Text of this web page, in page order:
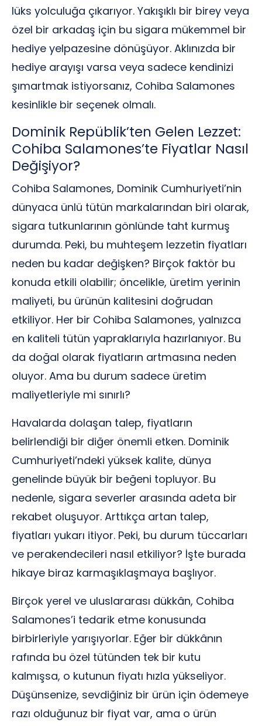
lüks yolculuğa çıkarıyor. Yakışıklı bir birey veya
özel bir arkadaş için bu sigara mükemmel bir
hediye yelpazesine dönüşüyor. Aklınızda bir
hediye arayışı varsa veya sadece kendinizi
şımartmak istiyorsanız, Cohiba Salamones
kesinlikle bir seçenek olmalı.
Dominik Repüblik’ten Gelen Lezzet:
Cohiba Salamones’te Fiyatlar Nasıl
Değişiyor?
Cohiba Salamones, Dominik Cumhuriyeti’nin
dünyaca ünlü tütün markalarından biri olarak,
sigara tutkunlarının gönlünde taht kurmuş
durumda. Peki, bu muhteşem lezzetin fiyatları
neden bu kadar değişken? Birçok faktör bu
konuda etkili olabilir; öncelikle, üretim yerinin
maliyeti, bu ürünün kalitesini doğrudan
etkiliyor. Her bir Cohiba Salamones, yalnızca
en kaliteli tütün yapraklarıyla hazırlanıyor. Bu
da doğal olarak fiyatların artmasına neden
oluyor. Ama bu durum sadece üretim
maliyetleriyle mi sınırlı?
Havalarda dolaşan talep, fiyatların
belirlendiği bir diğer önemli etken. Dominik
Cumhuriyeti’ndeki yüksek kalite, dünya
genelinde büyük bir beğeni topluyor. Bu
nedenle, sigara severler arasında adeta bir
rekabet oluşuyor. Arttıkça artan talep,
fiyatları yukarı itiyor. Peki, bu durum tüccarları
ve perakendecileri nasıl etkiliyor? İşte burada
hikaye biraz karmaşıklaşmaya başlıyor.
Birçok yerel ve uluslararası dükkân, Cohiba
Salamones’i tedarik etme konusunda
birbirleriyle yarışıyorlar. Eğer bir dükkânın
rafında bu özel tütünden tek bir kutu
kalmışsa, o kutunun fiyatı hızla yükseliyor.
Düşünsenize, sevdiğiniz bir ürün için ödemeye
razı olduğunuz bir fiyat var, ama o ürün